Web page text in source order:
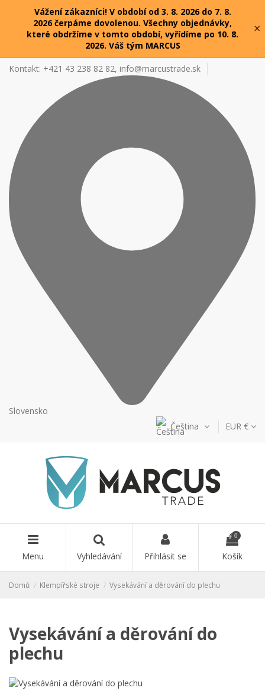
Vážení zákazníci! V období od 3. 8. 2026 do 7. 8.
2026 čerpáme dovolenou. Všechny objednávky,
které obdržíme v tomto období, vyřídíme po 10. 8.
2026. Váš tým MARCUS
×
Kontakt: +421 43 238 82 82, info@marcustrade.sk
Slovensko
Čeština
EUR €
Menu Vyhledávání Přihlásit se
0
Košík
Domů Klempířské stroje Vysekávání a děrování do plechu
Vysekávání a děrování do
plechu